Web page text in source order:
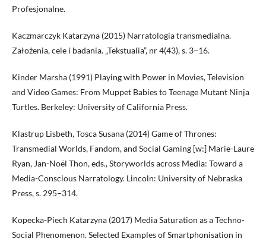
Profesjonalne.
Kaczmarczyk Katarzyna (2015) Narratologia transmedialna.
Założenia, cele i badania. „Tekstualia”, nr 4(43), s. 3−16.
Kinder Marsha (1991) Playing with Power in Movies, Television
and Video Games: From Muppet Babies to Teenage Mutant Ninja
Turtles. Berkeley: University of California Press.
Klastrup Lisbeth, Tosca Susana (2014) Game of Thrones:
Transmedial Worlds, Fandom, and Social Gaming [w:] Marie-Laure
Ryan, Jan-Noël Thon, eds., Storyworlds across Media: Toward a
Media-Conscious Narratology. Lincoln: University of Nebraska
Press, s. 295−314.
Kopecka-Piech Katarzyna (2017) Media Saturation as a Techno-
Social Phenomenon. Selected Examples of Smartphonisation in